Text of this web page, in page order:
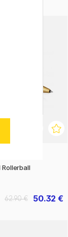
Rollerball
50.32 €
62.90 €